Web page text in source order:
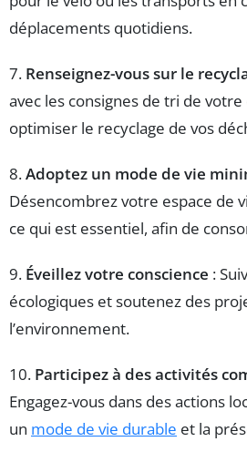
déplacements quotidiens.
7. Renseignez-vous sur le
avec les consignes de tri de
optimiser le recyclage de vos
8.Adoptez un mode de vie
Désencombrez votre espace de
ce qui est essentiel, afin de
9. Éveillez votre conscience :
écologiques et soutenez des
l’environnement.
10. Participez à des activités
Engagez-vous dans des actions
un mode de vie durable et la